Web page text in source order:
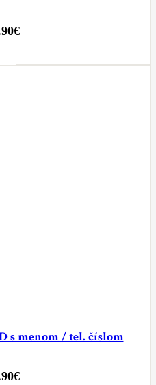
€
s menom / tel. číslom
€